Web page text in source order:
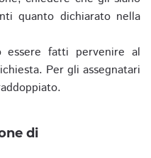
quanto dichiarato nella
essere fatti pervenire al
Per gli assegnatari
di